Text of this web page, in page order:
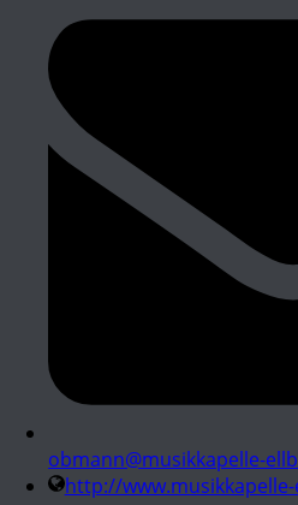
obmann@musikkapelle-
http://